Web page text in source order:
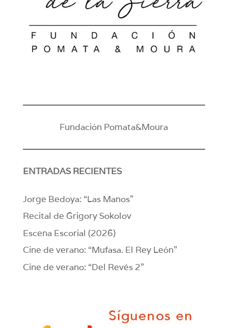
Fundación Pomata&Moura
ENTRADAS RECIENTES
Jorge Bedoya: “Las Manos”
Recital de Grigory Sokolov
Escena Escorial (2026)
Cine de verano: “Mufasa. El Rey León”
Cine de verano: “Del Revés 2”